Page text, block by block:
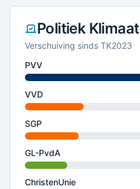
Politiek Klimaat
Verschuiving sinds TK2023
PVV
VVD
SGP
GL-PvdA
ChristenUnie